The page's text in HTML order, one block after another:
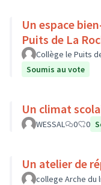
Un espace
Puits de La
Collège le Puits
Soumis au vote
Un climat
WESSAL 0 0
Un atelier de
college Arche du